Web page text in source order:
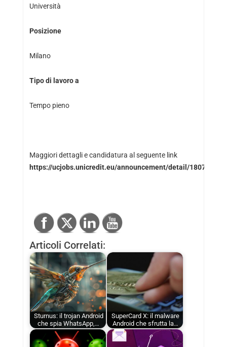
Università
Posizione
Milano
Tipo di lavoro a
Tempo pieno
Maggiori dettagli e candidatura al seguente link
https://ucjobs.unicredit.eu/announcement/detail/18076/
Articoli Correlati:
Sturnus: il trojan Android
che spia WhatsApp,…
SuperCard X: il malware
Android che sfrutta la…